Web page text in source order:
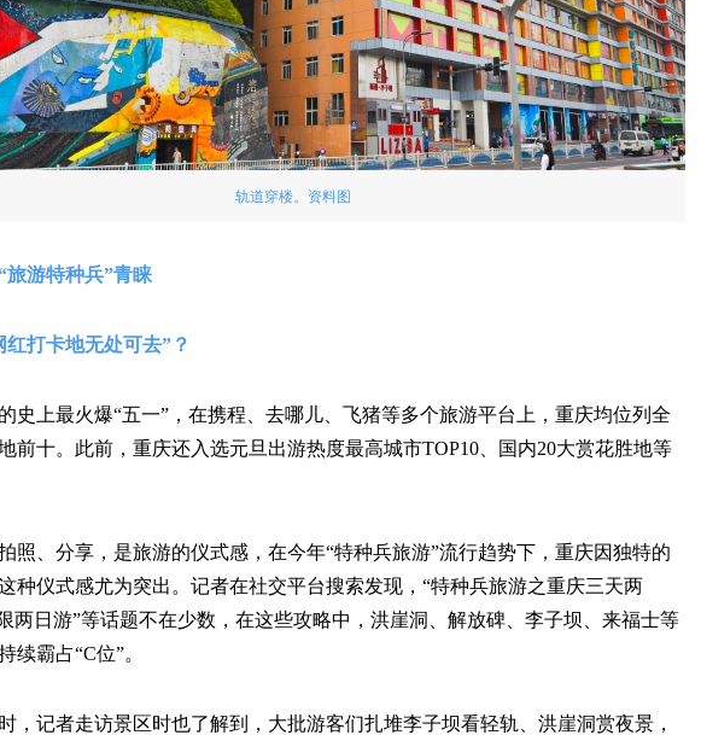
轨道穿楼。资料图
旅游特种兵”青睐
红打卡地无处可去”？
史上最火爆“五一”，在携程、去哪儿、飞猪等多个旅游平台上，重庆均位列全
前十。此前，重庆还入选元旦出游热度最高城市TOP10、国内20大赏花胜地等
照、分享，是旅游的仪式感，在今年“特种兵旅游”流行趋势下，重庆因独特的
种仪式感尤为突出。记者在社交平台搜索发现，“特种兵旅游之重庆三天两
两日游”等话题不在少数，在这些攻略中，洪崖洞、解放碑、李子坝、来福士等
续霸占“C位”。
，记者走访景区时也了解到，大批游客们扎堆李子坝看轻轨、洪崖洞赏夜景，